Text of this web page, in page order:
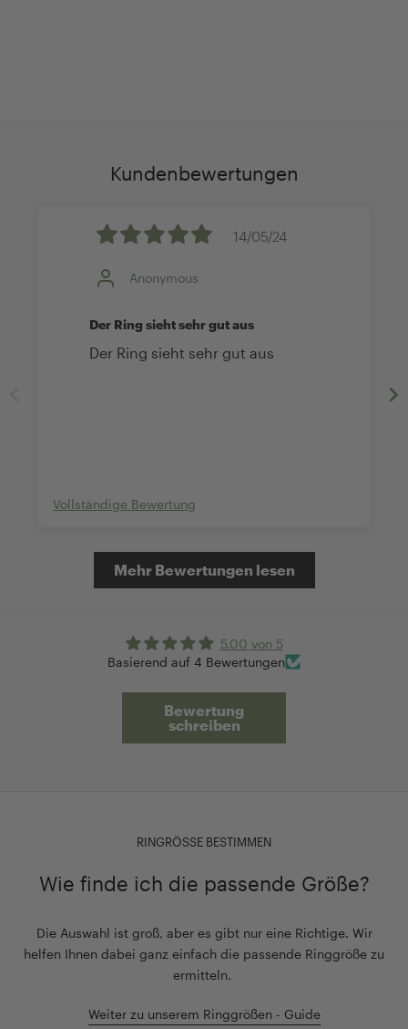
Kundenbewertungen
14/05/24
Anonymous
Der Ring sieht sehr gut aus
Der Ring sieht sehr gut aus
Vollständige Bewertung
Mehr Bewertungen lesen
5.00 von 5
Basierend auf 4 Bewertungen
Bewertung
schreiben
RINGRÖSSE BESTIMMEN
Wie finde ich die passende Größe?
Die Auswahl ist groß, aber es gibt nur eine Richtige. Wir
helfen Ihnen dabei ganz einfach die passende Ringgröße zu
ermitteln.
Weiter zu unserem Ringgrößen - Guide